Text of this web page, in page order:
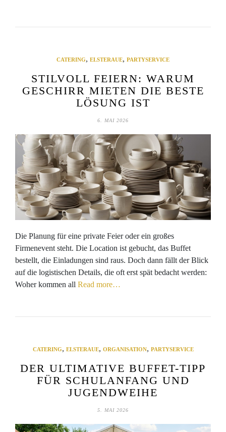
CATERING, ELSTERAUE, PARTYSERVICE
STILVOLL FEIERN: WARUM
GESCHIRR MIETEN DIE BESTE
LÖSUNG IST
6. MAI 2026
Die Planung für eine private Feier oder ein großes
Firmenevent steht. Die Location ist gebucht, das Buffet
bestellt, die Einladungen sind raus. Doch dann fällt der Blick
auf die logistischen Details, die oft erst spät bedacht werden:
Woher kommen all Read more…
CATERING, ELSTERAUE, ORGANISATION, PARTYSERVICE
DER ULTIMATIVE BUFFET-TIPP
FÜR SCHULANFANG UND
JUGENDWEIHE
5. MAI 2026